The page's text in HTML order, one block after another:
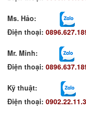
Ms. Hảo:
Điện thoại:
Mr. Minh:
Điện thoại:
Kỹ thuật:
Điện thoại: